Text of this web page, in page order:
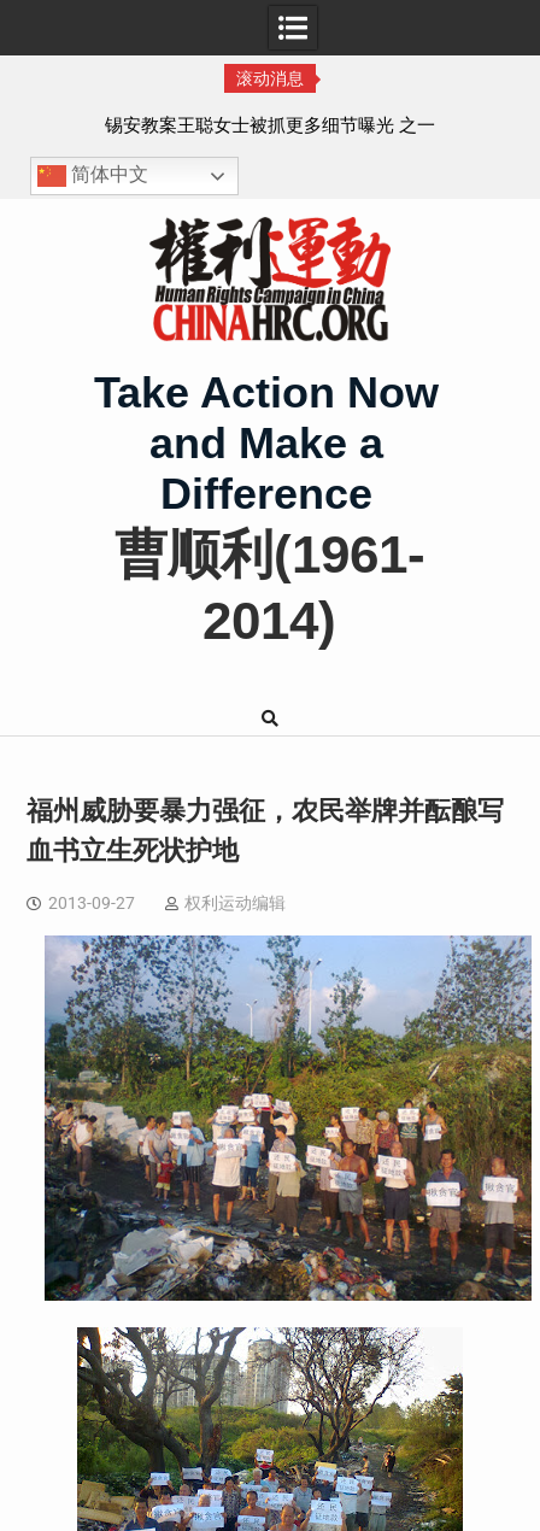
滚动消息
锡安教案王聪女士被抓更多细节曝光 之一
简体中文
Take Action Now
and Make a
Difference
曹顺利(1961-
2014)
福州威胁要暴力强征，农民举牌并酝酿写
血书立生死状护地
2013-09-27 权利运动编辑